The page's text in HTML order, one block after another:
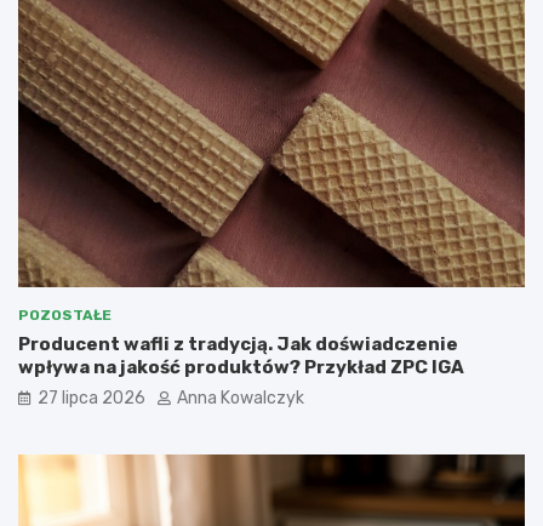
POZOSTAŁE
Producent wafli z tradycją. Jak doświadczenie
wpływa na jakość produktów? Przykład ZPC IGA
27 lipca 2026 Anna Kowalczyk